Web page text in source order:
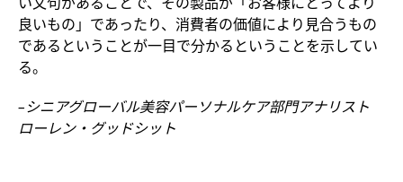
良いもの」であったり、消費者の価値により見合うもの
であるということが一目で分かるということを示してい
る。
–シニアグローバル美容パーソナルケア部門アナリスト
ローレン・グッドシット